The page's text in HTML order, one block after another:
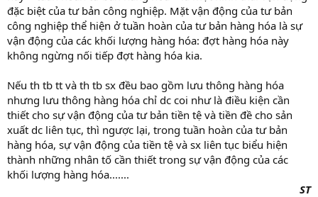
đặc biệt của tư bản công nghiệp. Mặt vận động của tư bản
công nghiệp thể hiện ở tuần hoàn của tư bản hàng hóa là sự
vận động của các khối lượng hàng hóa: đợt hàng hóa này
không ngừng nối tiếp đợt hàng hóa kia.
Nếu th tb tt và th tb sx đều bao gồm lưu thông hàng hóa
nhưng lưu thông hàng hóa chỉ dc coi như là điều kiện cần
thiết cho sự vận động của tư bản tiền tệ và tiền đề cho sản
xuất dc liên tục, thì ngược lại, trong tuần hoàn của tư bản
hàng hóa, sự vận động của tiền tệ và sx liên tục biểu hiện
thành những nhân tố cần thiết trong sự vận động của các
khối lượng hàng hóa.......
ST